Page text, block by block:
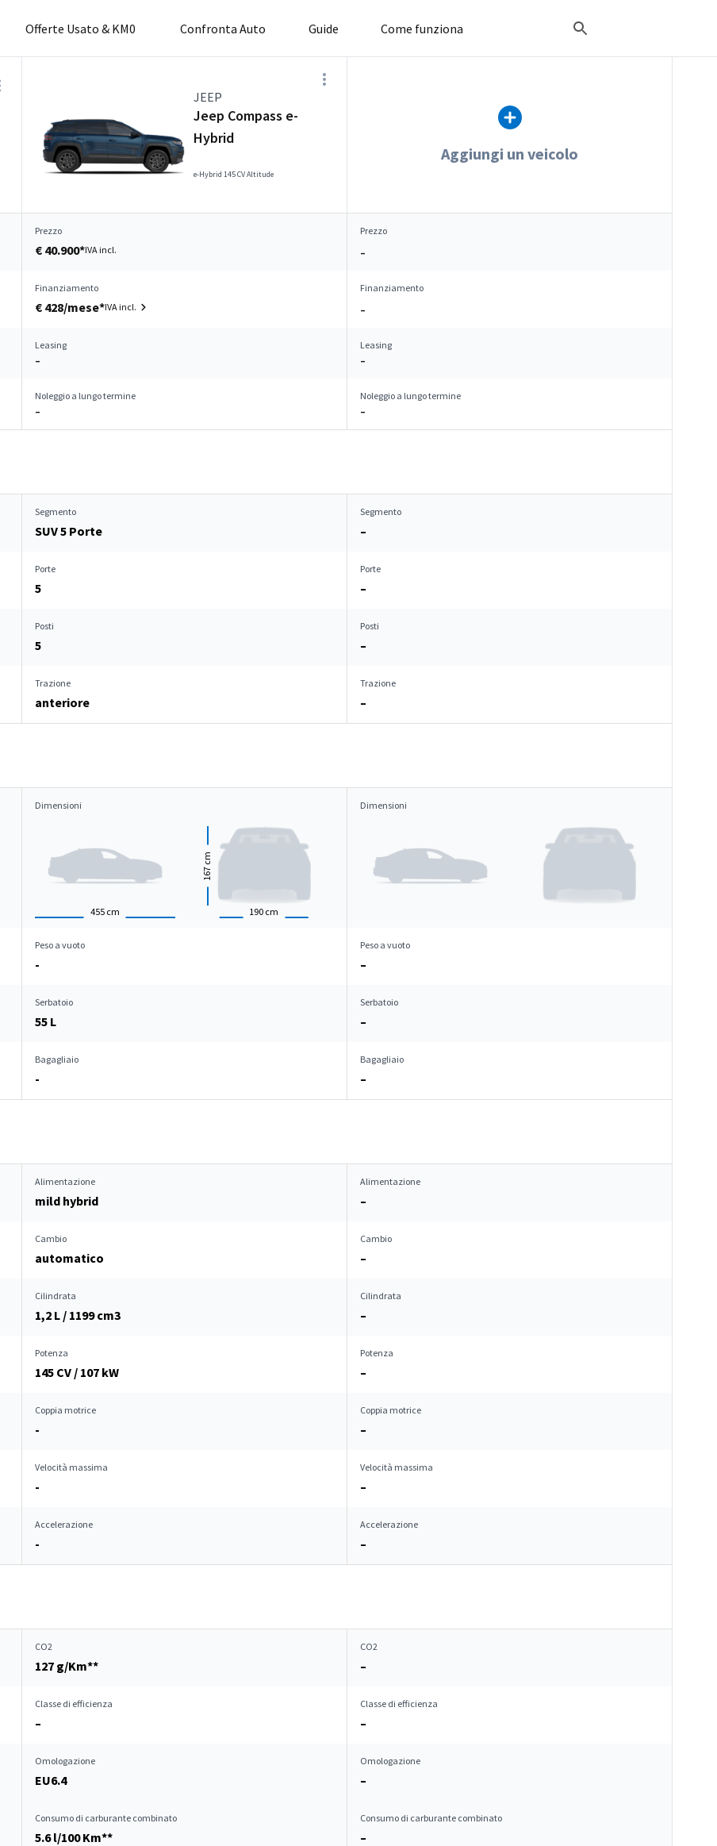
Offerte Usato & KM0 Confronta Auto Guide Come funziona
JEEP
Jeep Compass e-
Hybrid
e-Hybrid 145 CV Altitude
Aggiungi un veicolo
Prezzo
€ 40.900*IVA incl.
Prezzo
–
Finanziamento
€ 428/mese*IVA incl.
Finanziamento
–
Leasing
–
Leasing
–
Noleggio a lungo termine
–
Noleggio a lungo termine
–
Segmento
SUV 5 Porte
Segmento
–
Porte
5
Porte
–
Posti
5
Posti
–
Trazione
anteriore
Trazione
–
Dimensioni
455 cm 190 cm
167
cm
Dimensioni
Peso a vuoto
-
Peso a vuoto
–
Serbatoio
55 L
Serbatoio
–
Bagagliaio
-
Bagagliaio
–
Alimentazione
mild hybrid
Alimentazione
–
Cambio
automatico
Cambio
–
Cilindrata
1,2 L / 1199 cm3
Cilindrata
–
Potenza
145 CV / 107 kW
Potenza
–
Coppia motrice
-
Coppia motrice
–
Velocità massima
-
Velocità massima
–
Accelerazione
-
Accelerazione
–
CO2
127 g/Km**
CO2
–
Classe di efficienza
–
Classe di efficienza
–
Omologazione
EU6.4
Omologazione
–
Consumo di carburante combinato
5.6 l/100 Km**
Consumo di carburante combinato
–